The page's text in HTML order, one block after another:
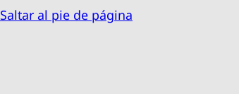
Saltar al pie de página